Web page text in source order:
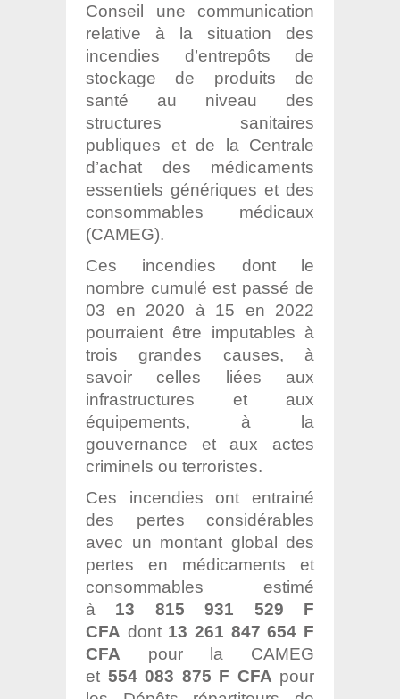
Conseil une communication
relative à la situation des
incendies d’entrepôts de
stockage de produits de
santé au niveau des
structures sanitaires
publiques et de la Centrale
d’achat des médicaments
essentiels génériques et des
consommables médicaux
(CAMEG).
Ces incendies dont le
nombre cumulé est passé de
03 en 2020 à 15 en 2022
pourraient être imputables à
trois grandes causes, à
savoir celles liées aux
infrastructures et aux
équipements, à la
gouvernance et aux actes
criminels ou terroristes.
Ces incendies ont entrainé
des pertes considérables
avec un montant global des
pertes en médicaments et
consommables estimé
à 13 815 931 529 F
CFA dont 13 261 847 654 F
CFA pour la CAMEG
et 554 083 875 F CFA pour